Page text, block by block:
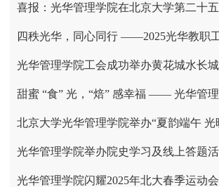
光华管理学院闪耀2025年北大春季运动会